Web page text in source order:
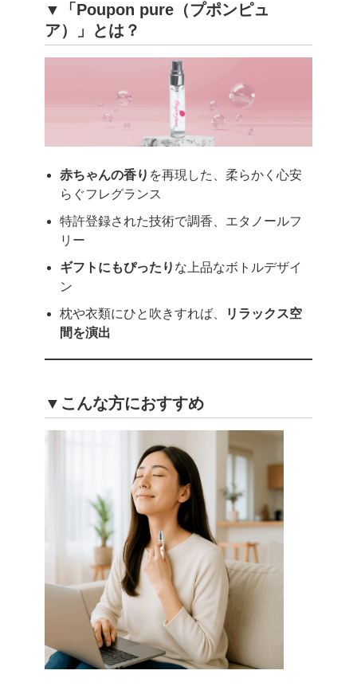
▼「Poupon pure（プポンピュ
ア）」とは？
赤ちゃんの香り を再現した、柔らかく心安
らぐフレグランス
特許登録された技術で調香、エタノールフ
リー
ギフトにもぴったり な上品なボトルデザイ
ン
枕や衣類にひと吹きすれば、
リラックス空
間を演出
▼こんな方におすすめ